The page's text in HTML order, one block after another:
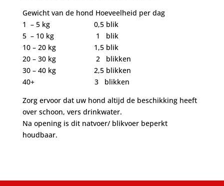
Gewicht van de hond Hoeveelheid per dag
1 – 5 kg 0,5 blik
5 – 10 kg 1 blik
10 – 20 kg 1,5 blik
20 – 30 kg 2 blikken
30 – 40 kg 2,5 blikken
40+ 3 blikken
Zorg ervoor dat uw hond altijd de beschikking heeft
over schoon, vers drinkwater.
Na opening is dit natvoer/ blikvoer beperkt
houdbaar.